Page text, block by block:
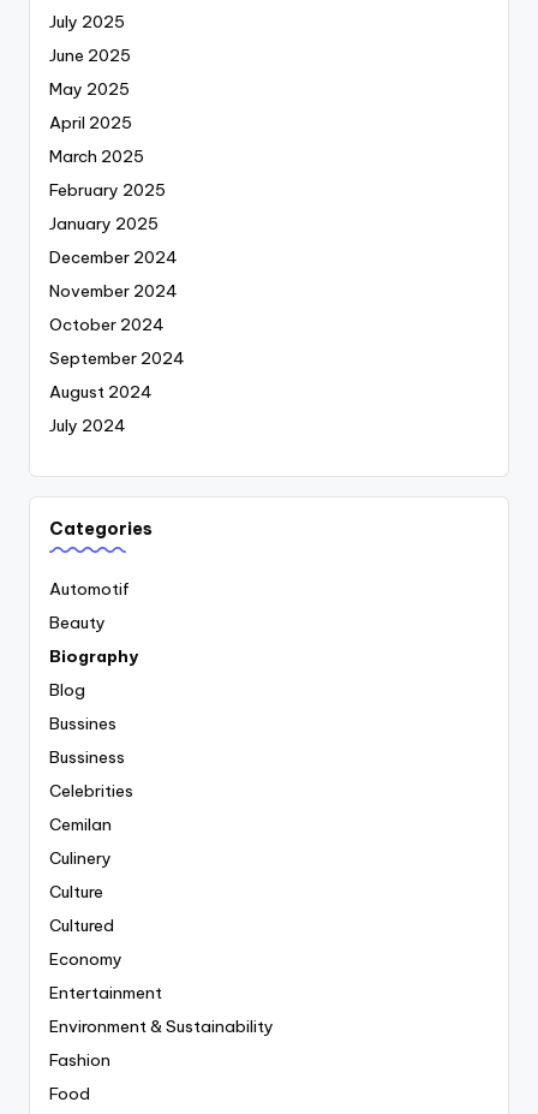
July 2025
June 2025
May 2025
April 2025
March 2025
February 2025
January 2025
December 2024
November 2024
October 2024
September 2024
August 2024
July 2024
Categories
Automotif
Beauty
Biography
Blog
Bussines
Bussiness
Celebrities
Cemilan
Culinery
Culture
Cultured
Economy
Entertainment
Environment & Sustainability
Fashion
Food